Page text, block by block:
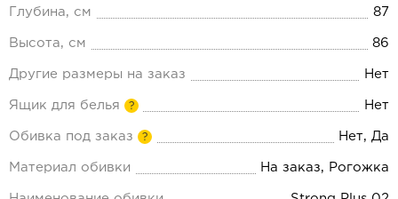
Глубина, см 87
Высота, см 86
Другие размеры на заказ Нет
Ящик для белья ? Нет
Обивка под заказ ? Нет, Да
Материал обивки На заказ, Рогожка